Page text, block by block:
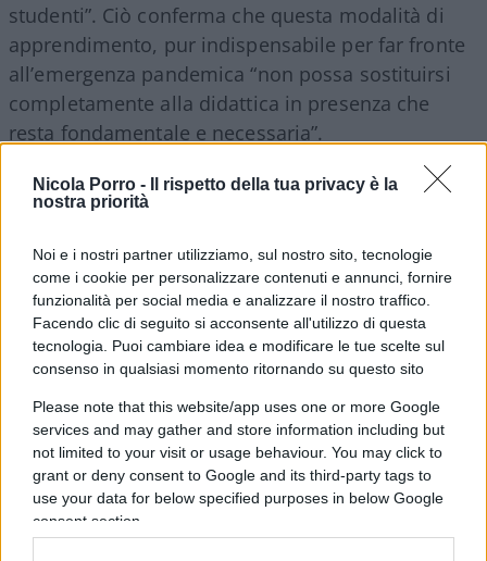
Nicola Porro -
Il rispetto della tua privacy è la
nostra priorità
Noi e i nostri partner utilizziamo, sul nostro sito, tecnologie
come i cookie per personalizzare contenuti e annunci, fornire
funzionalità per social media e analizzare il nostro traffico.
Facendo clic di seguito si acconsente all'utilizzo di questa
tecnologia. Puoi cambiare idea e modificare le tue scelte sul
consenso in qualsiasi momento ritornando su questo sito
Please note that this website/app uses one or more Google
services and may gather and store information including but
not limited to your visit or usage behaviour. You may click to
grant or deny consent to Google and its third-party tags to
use your data for below specified purposes in below Google
consent section.
studenti”. Ciò conferma che questa modalità di
apprendimento, pur indispensabile per far fronte
all’emergenza pandemica “non possa sostituirsi
completamente alla didattica in presenza che
resta fondamentale e necessaria”.
provata esperienza, il quale nel suo ultimo libro
bambini sono sempre gli ultimi(Rizzoli) spiega
come “la didattica a distanza, ovvero la scuola
dietro un monitor, non consentendo la
formazione di una vera comunità di
apprendimento che permetta il confronto in carne
e ossa (l’assenza dei corpi impedisce quell’osmosi
sociale alla base di tutti gli apprendimenti
scolastici) non può essere la soluzione di tanti
dilemmi della scuola”.